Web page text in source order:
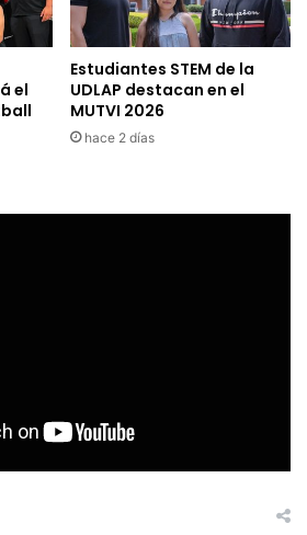
el
Estudiantes STEM de la
UDLAP destacan en el
MUTVI 2026
hace 2 días